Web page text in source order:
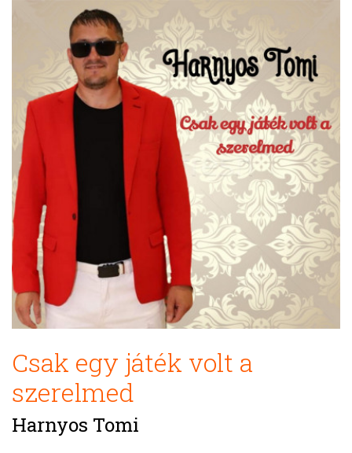
Csak egy játék volt a
szerelmed
Harnyos Tomi